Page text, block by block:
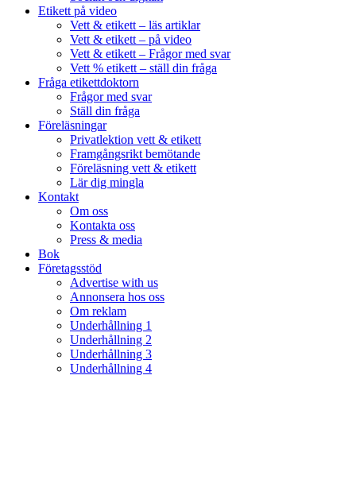
Etikett på video
Vett & etikett – läs artiklar
Vett & etikett – på video
Vett & etikett – Frågor med svar
Vett % etikett – ställ din fråga
Fråga etikettdoktorn
Frågor med svar
Ställ din fråga
Föreläsningar
Privatlektion vett & etikett
Framgångsrikt bemötande
Föreläsning vett & etikett
Lär dig mingla
Kontakt
Om oss
Kontakta oss
Press & media
Bok
Företagsstöd
Advertise with us
Annonsera hos oss
Om reklam
Underhållning 1
Underhållning 2
Underhållning 3
Underhållning 4